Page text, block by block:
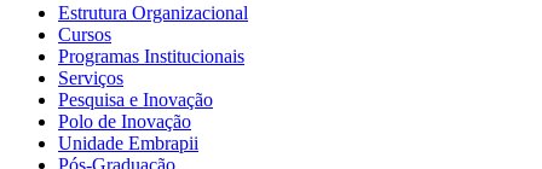
Estrutura Organizacional
Cursos
Programas Institucionais
Serviços
Pesquisa e Inovação
Polo de Inovação
Unidade Embrapii
Pós-Graduação